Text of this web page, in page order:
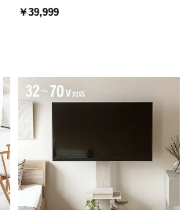
幅99cm デンマーク デザイン
マルチチェスト
¥19,999
TOT-002-1
￥39,999